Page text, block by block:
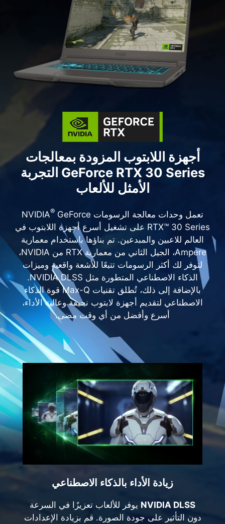
أجهزة اللابتوب المزودة بمعالجات
GeForce RTX 30 Series التجربة
الأمثل للألعاب
تعمل وحدات معالجة الرسومات NVIDIA ® GeForce
RTX™ 30 Series على تشغيل أسرع أجهزة اللابتوب في
العالم للاعبين والمبدعين. تم بناؤها باستخدام معمارية
Ampere، الجيل الثاني من معمارية RTX من NVIDIA،
لتوفر لك أكثر الرسومات تتبعًا للأشعة واقعية وميزات
الذكاء الاصطناعي المتطورة مثل NVIDIA DLSS.
بالإضافة إلى ذلك، تُطلق تقنيات Max-Q قوة الذكاء
الاصطناعي لتقديم أجهزة لابتوب نحيفة وعالية الأداء،
أسرع وأفضل من أي وقت مضى.
زيادة الأداء بالذكاء الاصطناعي
NVIDIA DLSS يوفر للألعاب تعزيزًا في السرعة
دون التأثير على جودة الصورة. قم بزيادة الإعدادات